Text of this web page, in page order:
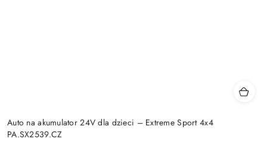
Auto na akumulator 24V dla dzieci – Extreme Sport 4x4
PA.SX2539.CZ